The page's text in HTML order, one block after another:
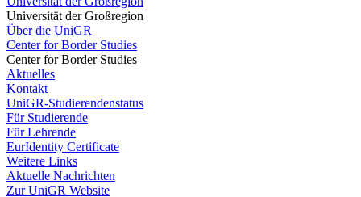
Universität der Großregion
Über die UniGR
Center for Border Studies
Center for Border Studies
Aktuelles
Kontakt
UniGR-Studierendenstatus
Für Studierende
Für Lehrende
EurIdentity Certificate
Weitere Links
Aktuelle Nachrichten
Zur UniGR Website